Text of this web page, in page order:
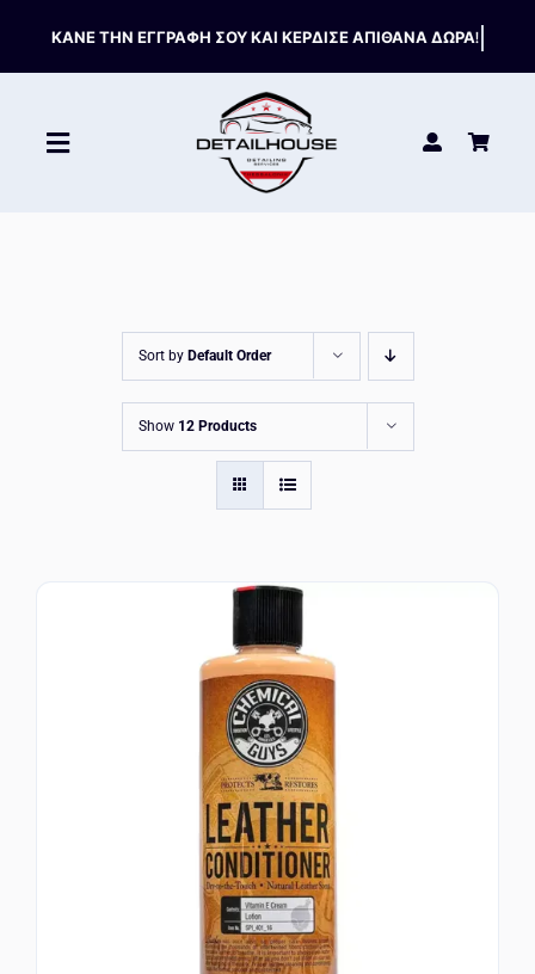
content
Toggle
ΑΞΕΣΟΥΑΡ
HOT OFFERS
Sort by Default Order
Show 12 Products